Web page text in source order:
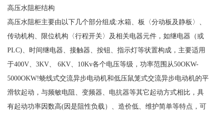
高压水阻柜结构
高压水阻柜主要由以下几个部分组成:水箱、板〈分动板及静板〉、
传动机构、限位机构〈行程开关〉及相关电器元件，如继电器（或
PLC)、时间继电器、接触器、按钮、指示灯等状置构成，主要适用
于400V、3KV、 6KV、10Kv各个电压等级，功率范围从50OKW-
5000OKW!蛲线式交流异步电动机和低压鼠笼式交流异步电动机的平
滑软起动，与频敏电阻、变频器、电抗器等其它起动方式相比，具
有起动功率因数高(因是阻性负载）、造价低、维护简单等特点，可